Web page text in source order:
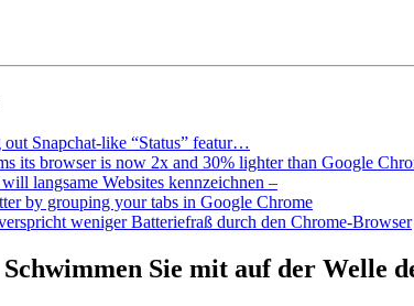
Snapchat-like “Status” featur…
its browser is now 2x and 30% lighter than Google
langsame Websites kennzeichnen –
by grouping your tabs in Google Chrome
weniger Batteriefraß durch den Chrome-Browser
Sie mit auf der Welle